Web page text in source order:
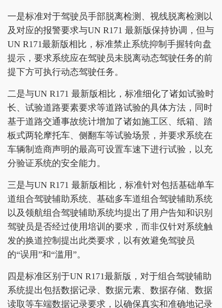
一是标准对于驾驶员手部脱离检测、视线脱离检测以
及对应的报警要求与UN R171 最新版保持协调，但与
UN R171最新版相比，标准禁止系统抑制手握转向盘
提示，要求系统应在驾驶员未脱离动态驾驶任务的前
提下方可执行动态驾驶任务。
二是与UN R171 最新版相比，标准细化了诸如试验时
长、试验道路要素要求等道路试验的具体方法，同时
基于道路交通事故统计增加了诸如施工区、纸箱、踏
板式两轮摩托车、侧翻车等试验场景，并要求系统在
车辆制造商声明的最高可设置车速下进行试验，以充
分验证系统的安全能力。
三是与UN R171 最新版相比，标准针对包括基础单车
道组合驾驶辅助系统、基础多车道组合驾驶辅助系统
以及领航组合驾驶辅助系统均提出了用户告知和识别
驾驶员是否经过使用培训的要求，而非仅针对系统触
发的换道控制提出此类要求，以有效避免驾驶员
的“误用”和“滥用”。
四是标准区别于UN R171最新版，对于组合驾驶辅助
系统提出包括数据记录、数据元素、数据存储、数据
读取等车端数据记录要求，以确保真实和准确地记录